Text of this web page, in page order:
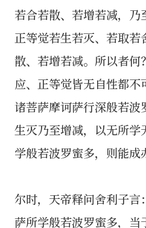
若合若散、若增若减，乃
正等觉若生若灭、若取
散、若增若减。所以者何
应、正等觉皆无自性都不
诸菩萨摩诃萨行深般若波
生灭乃至增减，以无所
学般若波罗蜜多，则能成
尔时，天帝释问舍利子
萨所学般若波罗蜜多，当